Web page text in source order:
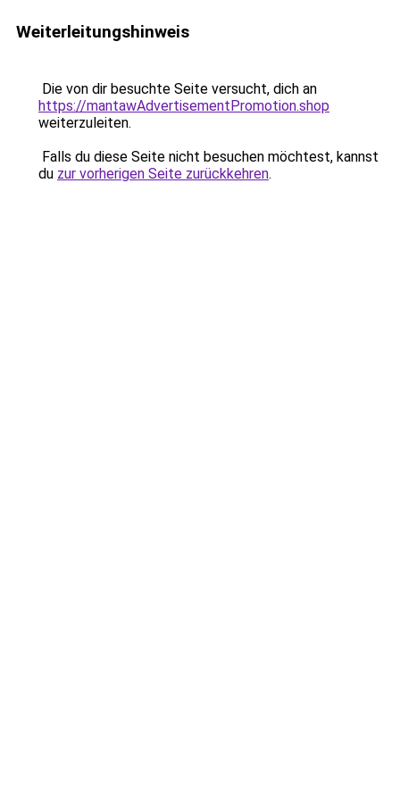
Weiterleitungshinweis
Die von dir besuchte Seite versucht, dich an
https://mantawAdvertisementPromotion.shop
weiterzuleiten.
Falls du diese Seite nicht besuchen möchtest, kannst
du zur vorherigen Seite zurückkehren.